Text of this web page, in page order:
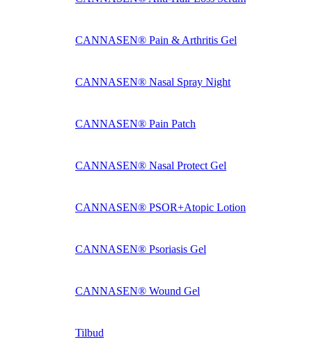
CANNASEN® Pain & Arthritis Gel
CANNASEN® Nasal Spray Night
CANNASEN® Pain Patch
CANNASEN® Nasal Protect Gel
CANNASEN® PSOR+Atopic Lotion
CANNASEN® Psoriasis Gel
CANNASEN® Wound Gel
Tilbud